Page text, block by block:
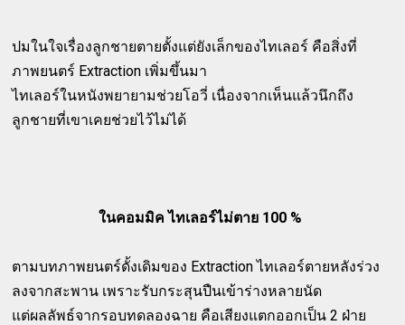
ปมในใจเรื่องลูกชายตายตั้งแต่ยังเล็กของไทเลอร์ คือสิ่งที่
ภาพยนตร์ Extraction เพิ่มขึ้นมา
ไทเลอร์ในหนังพยายามช่วยโอวี่ เนื่องจากเห็นแล้วนึกถึง
ลูกชายที่เขาเคยช่วยไว้ไม่ได้
ในคอมมิค ไทเลอร์ไม่ตาย 100 %
ตามบทภาพยนตร์ดั้งเดิมของ Extraction ไทเลอร์ตายหลังร่วง
ลงจากสะพาน เพราะรับกระสุนปืนเข้าร่างหลายนัด
แต่ผลลัพธ์จากรอบทดลองฉาย คือเสียงแตกออกเป็น 2 ฝ่าย